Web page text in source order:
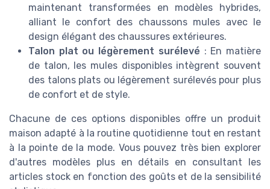
maintenant transformées en modèles hybrides,
alliant le confort des chaussons mules avec le
design élégant des chaussures extérieures.
Talon plat ou légèrement surélevé : En matière
de talon, les mules disponibles intègrent souvent
des talons plats ou légèrement surélevés pour plus
de confort et de style.
Chacune de ces options disponibles offre un produit
maison adapté à la routine quotidienne tout en restant
à la pointe de la mode. Vous pouvez très bien explorer
d'autres modèles plus en détails en consultant les
articles stock en fonction des goûts et de la sensibilité